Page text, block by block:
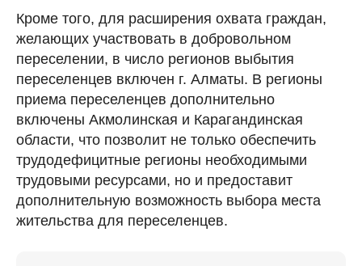
Кроме того, для расширения охвата граждан,
желающих участвовать в добровольном
переселении, в число регионов выбытия
переселенцев включен г. Алматы. В регионы
приема переселенцев дополнительно
включены Акмолинская и Карагандинская
области, что позволит не только обеспечить
трудодефицитные регионы необходимыми
трудовыми ресурсами, но и предоставит
дополнительную возможность выбора места
жительства для переселенцев.